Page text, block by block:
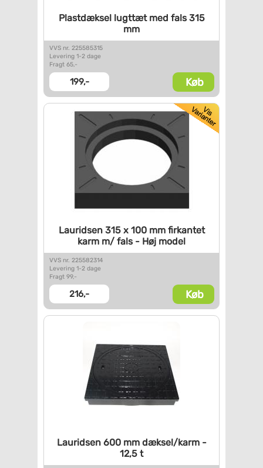
Plastdæksel lugttæt med fals315
mm
VVS nr. 225585315
Levering 1-2 dage
Fragt 65,-
199,- Køb
Lauridsen 315 x 100 mmfirkantet
karm m/ fals - Høj model
VVS nr. 225582314
Levering 1-2 dage
Fragt 99,-
216,- Køb
Lauridsen 600 mm dæksel/karm -
12,5 t